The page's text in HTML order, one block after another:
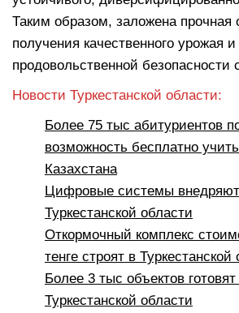
Таким образом, заложена прочная
получения качественного урожая
продовольственной безопасности
Новости Туркестанской области:
Более 75 тыс абитуриентов
возможность бесплатно
Казахстана
Цифровые системы
Туркестанской области
Откормочный комплекс
тенге строят в Туркестанской
Более 3 тыс объектов
Туркестанской области